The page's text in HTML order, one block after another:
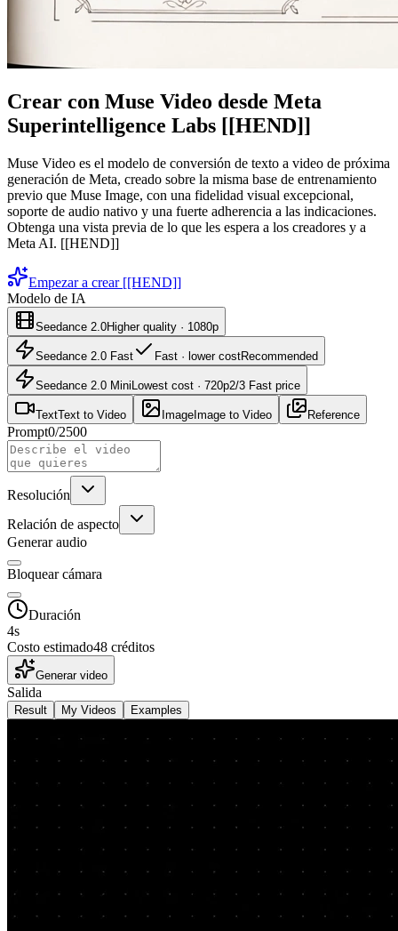
Crear con Muse Video desde Meta
Superintelligence Labs [[HEND]]
Muse Video es el modelo de conversión de texto a video de próxima
generación de Meta, creado sobre la misma base de entrenamiento
previo que Muse Image, con una fidelidad visual excepcional,
soporte de audio nativo y una fuerte adherencia a las indicaciones.
Obtenga una vista previa de lo que les espera a los creadores y a
Meta AI. [[HEND]]
Empezar a crear [[HEND]]
Modelo de IA
Seedance 2.0Higher quality · 1080p
Seedance 2.0 Fast Fast · lower costRecommended
Seedance 2.0 Mini Lowest cost · 720p2/3 Fast price
TextText to Video Image Image to Video Reference
Prompt0/2500
Resolución
Relación de aspecto
Generar audio
Bloquear cámara
Duración
4s
Costo estimado48 créditos
Generar video
Salida
Result My Videos Examples